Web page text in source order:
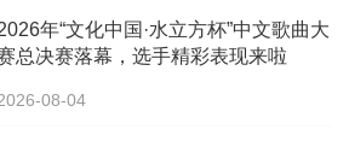
年“文化中国·水立方杯”中文歌曲大
总决赛落幕，选手精彩表现来啦
08-04